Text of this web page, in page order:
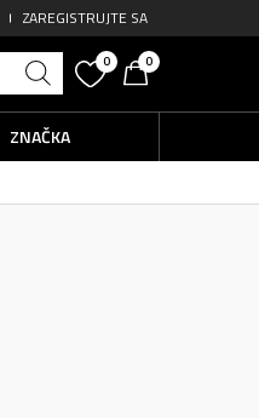
ZAREGISTRUJTE SA
0 0
ZNAČKA